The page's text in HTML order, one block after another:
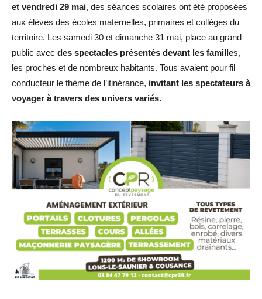
et vendredi 29 mai, des séances scolaires ont été proposées
aux élèves des écoles maternelles, primaires et collèges du
territoire. Les samedi 30 et dimanche 31 mai, place au grand
public avec des spectacles présentés devant les familles,
les proches et de nombreux habitants. Tous avaient pour fil
conducteur le thème de l’itinérance, invitant les spectateurs à
voyager à travers des univers variés.